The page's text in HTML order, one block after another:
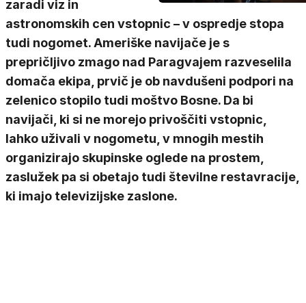
zaradi viz in
astronomskih cen vstopnic – v ospredje stopa
tudi nogomet. Ameriške navijače je s
prepričljivo zmago nad Paragvajem razveselila
domača ekipa, prvič je ob navdušeni podpori na
zelenico stopilo tudi moštvo Bosne. Da bi
navijači, ki si ne morejo privoščiti vstopnic,
lahko uživali v nogometu, v mnogih mestih
organizirajo skupinske oglede na prostem,
zaslužek pa si obetajo tudi številne restavracije,
ki imajo televizijske zaslone.